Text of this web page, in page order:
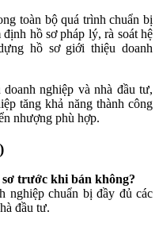
toàn bộ quá trình chuẩn bị
hồ sơ pháp lý, rà soát hệ
hồ sơ giới thiệu doanh
nghiệp và nhà đầu tư,
tăng khả năng thành công
nhượng phù hợp.
trước khi bán không?
nghiệp chuẩn bị đầy đủ các
đầu tư.